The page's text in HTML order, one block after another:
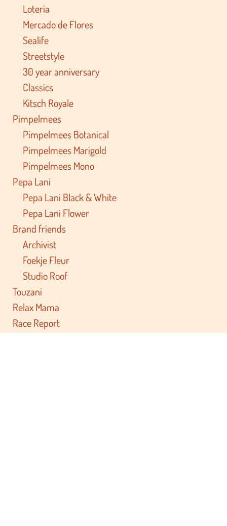
Loteria
Mercado de Flores
Sealife
Streetstyle
30 year anniversary
Classics
Kitsch Royale
Pimpelmees
Pimpelmees Botanical
Pimpelmees Marigold
Pimpelmees Mono
Pepa Lani
Pepa Lani Black & White
Pepa Lani Flower
Brand friends
Archivist
Foekje Fleur
Studio Roof
Touzani
Relax Mama
Race Report